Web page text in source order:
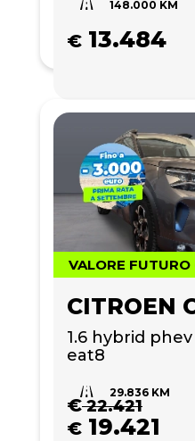
148.000 KM
€ 13.484
VALORE
1.6 hybrid
eat8
29.836 KM
€22.421
€ 19.421